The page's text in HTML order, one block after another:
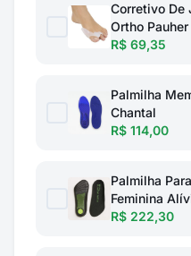
Corretivo De
Ortho Pauher
R$ 69,35
Palmilha
Chantal
R$ 114,00
Palmilha
Feminina
R$ 222,30